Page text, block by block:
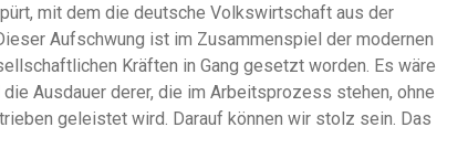
mit dem die deutsche Volkswirtschaft aus der
Aufschwung ist im Zusammenspiel der modernen
Kräften in Gang gesetzt worden. Es wäre
Ausdauer derer, die im Arbeitsprozess stehen, ohne
geleistet wird. Darauf können wir stolz sein. Das